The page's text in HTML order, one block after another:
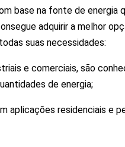
base na fonte de energia
adquirir a melhor
suas necessidades:
e comerciais, são
de energia;
aplicações residenciais e